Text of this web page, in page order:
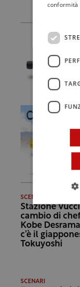
SCENARI
Stazione
cambio di
Kobe
c’è il
Tokuyoshi
SCENARI
conformità